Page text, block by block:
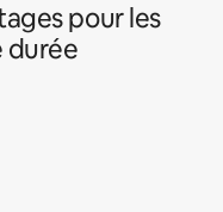
pour les
durée